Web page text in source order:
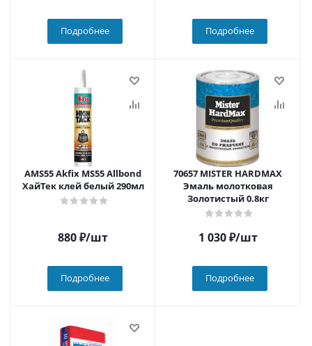
Подробнее Подробнее
AMS55 Akfix MS55 Allbond
ХайТек клей белый 290мл
880₽/шт
Подробнее
70657 MISTER HARDMAX
Эмаль молотковая
Золотистый 0.8кг
1 030₽/шт
Подробнее